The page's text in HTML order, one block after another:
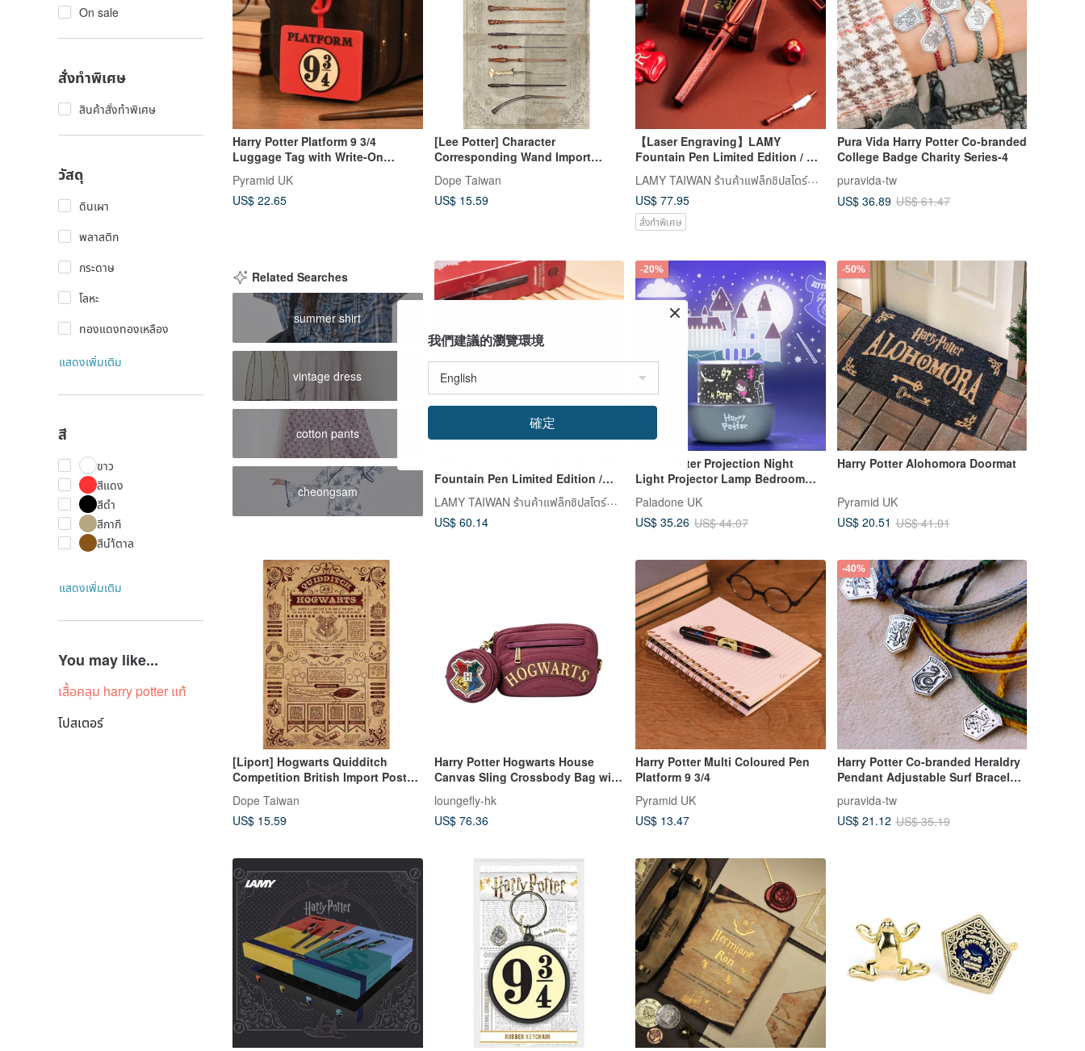
On sale
สั่งทำพิเศษ
สินค้าสั่งทำพิเศษ
วัสดุ
ดินเผา
พลาสติก
กระดาษ
โลหะ
ทองแดงทองเหลือง
แสดงเพิ่มเติม
สี
ขาว
สีแดง
สีดำ
สีกากี
สีนำ้ตาล
แสดงเพิ่มเติม
You may like...
เสื้อคลุม harry potter แท้
โปสเตอร์
Harry Potter Platform 9 3/4
Luggage Tag with Write-On
Address Label
Pyramid UK
US$ 22.65
[Lee Potter] Character
Corresponding Wand Import
Poster Harry Potter
Dope Taiwan
US$ 15.59
【Laser Engraving】LAMY
Fountain Pen Limited Edition / AL
star-Harry Potter Gryffindor RedLAMY TAIWAN ร้านค้าแฟล็กชิปสโตร์ทางการ
US$ 77.95
สั่งทำพิเศษ
Pura Vida Harry Potter Co-branded
College Badge Charity Series-4
puravida-tw
US$ 36.89 US$ 61.47
Related Searches
summer shirt
vintage dress
cotton pants
cheongsam
Fountain Pen Limited Edition /
SAFARI - Harry Potter Gryffindor
Red
LAMY TAIWAN ร้านค้าแฟล็กชิปสโตร์ทางการ
US$ 60.14
-20%
Harry Potter Projection Night
Light Projector Lamp Bedroom
Paladone UK
US$ 35.26 US$ 44.07
-50%
Harry Potter Alohomora Doormat
Pyramid UK
US$ 20.51 US$ 41.01
[Liport] Hogwarts Quidditch
Competition British Import Poster
Harry Potter
Dope Taiwan
US$ 15.59
Harry Potter Hogwarts House
Canvas Sling Crossbody Bag with
Coin Bag
loungefly-hk
US$ 76.36
Harry Potter Multi Coloured Pen
Platform 9 3/4
Pyramid UK
US$ 13.47
-40%
Harry Potter Co-branded Heraldry
Pendant Adjustable Surf Bracelet
(various options)
puravida-tw
US$ 21.12 US$ 35.19
我們建議的瀏覽環境
確定